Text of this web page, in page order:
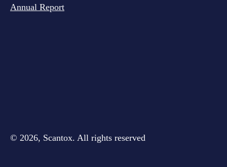
Annual Report
© 2026, Scantox. All rights reserved